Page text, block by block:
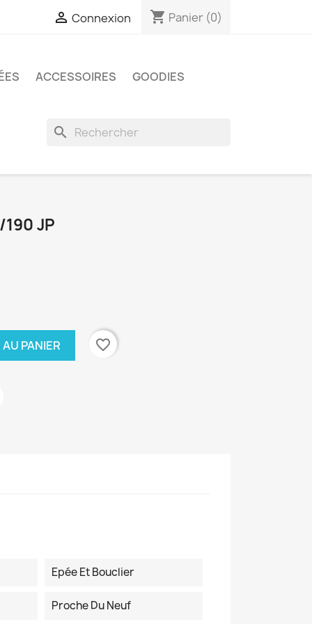
 Connexion shopping_cart Panier (0)
ACCESSOIRES
GOODIES
search
JP
PANIER favorite_border
Epée Et Bouclier
Proche Du Neuf